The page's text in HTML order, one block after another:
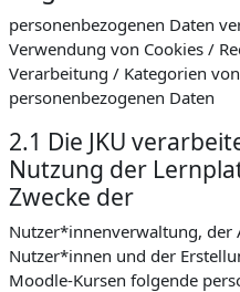
personenbezogenen Daten
Verwendung von Cookies /
Verarbeitung / Kategorien
personenbezogenen Daten
2.1 Die JKU
Nutzung der
Zwecke der
Nutzer*innenverwaltung, der
Nutzer*innen und der
Moodle-Kursen folgende